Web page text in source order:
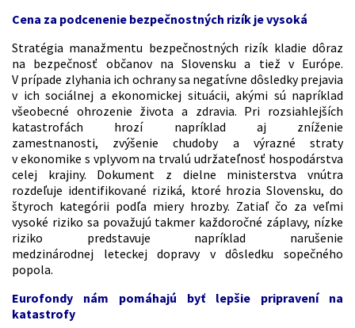
Cena za podcenenie bezpečnostných rizík je vysoká
Stratégia manažmentu bezpečnostných rizík kladie dôraz
na bezpečnosť občanov na Slovensku a tiež v Európe.
V prípade zlyhania ich ochrany sa negatívne dôsledky prejavia
v ich sociálnej a ekonomickej situácii, akými sú napríklad
všeobecné ohrozenie života a zdravia. Pri rozsiahlejších
katastrofách hrozí napríklad aj zníženie
zamestnanosti, zvýšenie chudoby a výrazné straty
v ekonomike s vplyvom na trvalú udržateľnosť hospodárstva
celej krajiny. Dokument z dielne ministerstva vnútra
rozdeľuje identifikované riziká, ktoré hrozia Slovensku, do
štyroch kategórii podľa miery hrozby. Zatiaľ čo za veľmi
vysoké riziko sa považujú takmer každoročné záplavy, nízke
riziko predstavuje napríklad narušenie
medzinárodnej leteckej dopravy v dôsledku sopečného
popola.
Eurofondy nám pomáhajú byť lepšie pripravení na
katastrofy